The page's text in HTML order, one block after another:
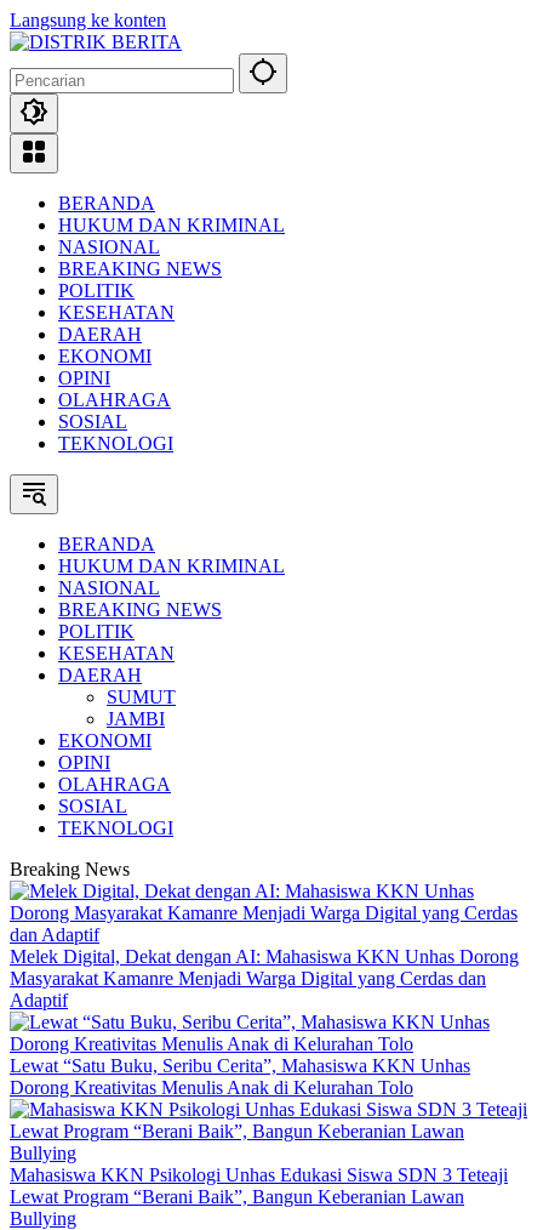
Langsung ke konten
BERANDA
HUKUM DAN KRIMINAL
NASIONAL
BREAKING NEWS
POLITIK
KESEHATAN
DAERAH
EKONOMI
OPINI
OLAHRAGA
SOSIAL
TEKNOLOGI
BERANDA
HUKUM DAN KRIMINAL
NASIONAL
BREAKING NEWS
POLITIK
KESEHATAN
DAERAH
SUMUT
JAMBI
EKONOMI
OPINI
OLAHRAGA
SOSIAL
TEKNOLOGI
Breaking News
Melek Digital, Dekat dengan AI: Mahasiswa KKN Unhas Dorong
Masyarakat Kamanre Menjadi Warga Digital yang Cerdas dan
Adaptif
Lewat “Satu Buku, Seribu Cerita”, Mahasiswa KKN Unhas
Dorong Kreativitas Menulis Anak di Kelurahan Tolo
Mahasiswa KKN Psikologi Unhas Edukasi Siswa SDN 3 Teteaji
Lewat Program “Berani Baik”, Bangun Keberanian Lawan
Bullying